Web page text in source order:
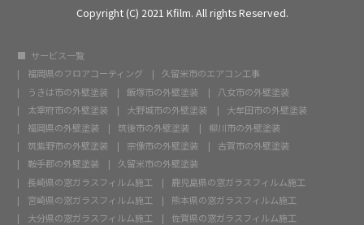
Copyright (C) 2021 Kfilm. All rights Reserved.
サービス一覧
福岡県のフロアコーティング
久留米市のエアコン工事
うきは市の外壁塗装
飯塚市の外壁塗装
八女市の外壁塗装
太宰府市の外壁塗装
大野城市の外壁塗装
大牟田市の外壁塗装
福岡県の外壁塗装
筑後市の外壁塗装
柳川市の外壁塗装
筑紫野市の外壁塗装
宗像市の外壁塗装
古賀市の外壁塗装
鞍手郡の外壁塗装
久留米市の外壁塗装
長崎県の窓ガラスフィルム施工
鹿児島県の窓ガラスフィルム施工
宮崎県の窓ガラスフィルム施工
熊本県の窓ガラスフィルム施工
大分県の窓ガラスフィルム施工
佐賀県の窓ガラスフィルム施工